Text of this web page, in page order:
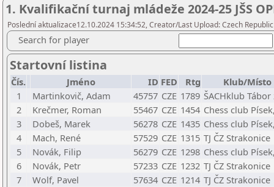
1. Kvalifikační turnaj mládeže 2024-25 JŠS
Poslední aktualizace12.10.2024 15:34:52, Creator/Last Upload: Czech
Search for player
Startovní listina
Čís. Jméno ID FED Rtg
Klub/Místo
1
Martinkovič, Adam 45757 CZE 1789 ŠACHklub Tábor
2
Krečmer, Roman 55467 CZE 1454 Chess club
3
Dobeš, Marek 56278 CZE 1435 Chess club
4
Mach, René 57529 CZE 1315 TJ ČZ Strakonice
5
Novák, Filip 56279 CZE 1298 Chess club
6
Novák, Petr 57233 CZE 1232 TJ ČZ Strakonice
7
Wolf, Pavel 57634 CZE 1214 TJ ČZ Strakonice